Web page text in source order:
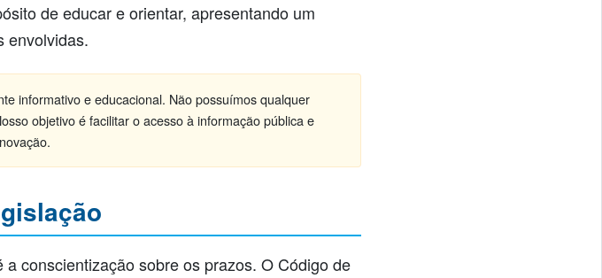
de educar e orientar, apresentando um
envolvidas.
informativo e educacional. Não possuímos qualquer
objetivo é facilitar o acesso à informação pública e
conscientização sobre os prazos. O Código de